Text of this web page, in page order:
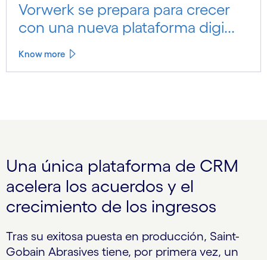
Vorwerk se prepara para crecer
con una nueva plataforma digi...
Know more
Una única plataforma de CRM
acelera los acuerdos y el
crecimiento de los ingresos
Tras su exitosa puesta en producción, Saint-
Gobain Abrasives tiene, por primera vez, un